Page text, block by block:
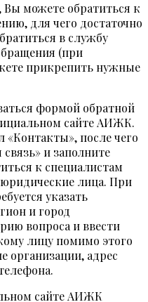
Вы можете обратиться к
для чего достаточно
в службу
(при
прикрепить нужные
формой обратной
сайте АИЖК.
«Контакты», после чего
и заполните
к специалистам
лица. При
указать
и город
вопроса и ввести
лицу помимо этого
организации, адрес